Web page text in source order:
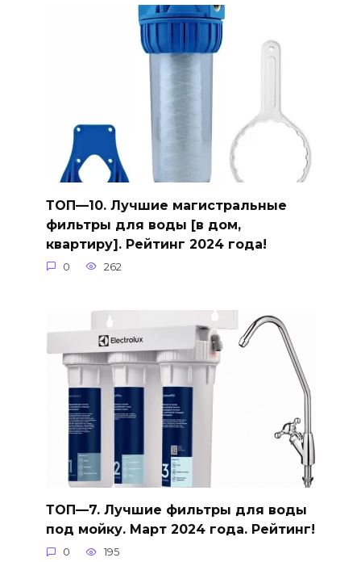
ТОП—10. Лучшие магистральные
фильтры для воды [в дом,
квартиру]. Рейтинг 2024 года!
0 262
ТОП—7. Лучшие фильтры для воды
под мойку. Март 2024 года. Рейтинг!
0 195